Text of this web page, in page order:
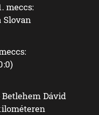
meccs:
Slovan
Dávid